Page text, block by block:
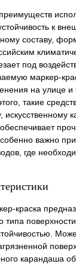
к
составу,
под
маркер-
на улице и
такие
искусственному
важно при
где
краска
типа
карандаша